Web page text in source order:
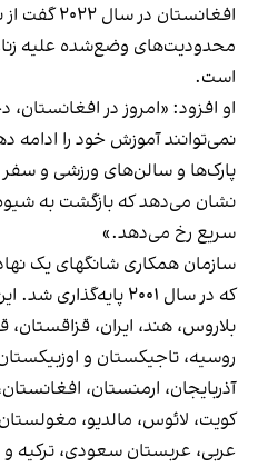
افغانستان در
محدودیت‌های وضع‌شده علیه
است.
او افزود: «امروز در
نمی‌توانند آموزش خود را ادامه
پارک‌ها و سالن‌های ورزشی و
نشان می‌دهد که بازگشت به
سریع رخ می‌دهد.»
سازمان همکاری شانگهای یک
بلاروس، هند، ایران،
روسیه، تاجیکستان و
آذربایجان، ارمنستان،
کویت، لائوس، مالدیو،
عربی، عربستان سعودی، ترکیه و